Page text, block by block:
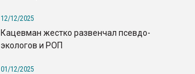
12/12/2025
Кацевман жестко развенчал псевдо-
экологов и РОП
01/12/2025